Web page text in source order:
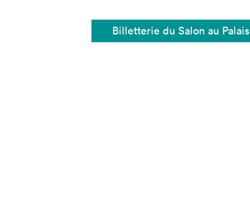
Billetterie du Salon au Palais